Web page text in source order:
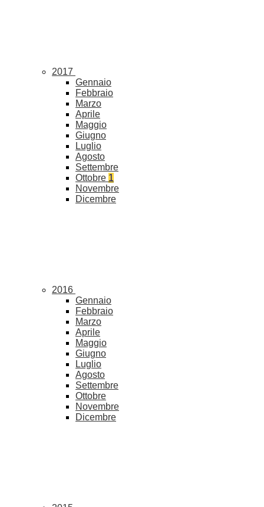
2017
Gennaio
Febbraio
Marzo
Aprile
Maggio
Giugno
Luglio
Agosto
Settembre
Ottobre 1
Novembre
Dicembre
2016
Gennaio
Febbraio
Marzo
Aprile
Maggio
Giugno
Luglio
Agosto
Settembre
Ottobre
Novembre
Dicembre